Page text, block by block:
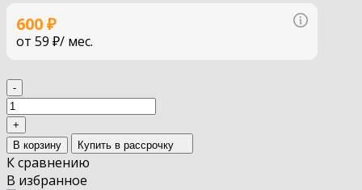
600₽
от 59 ₽/ мес.
Узнать
-
+
В корзину
Купить в рассрочку
К сравнению
В избранное